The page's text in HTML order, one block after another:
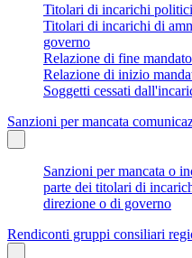
Titolari di incarichi
Titolari di incarichi di
governo
Relazione di fine mandato
Relazione di inizio
Soggetti cessati
Sanzioni per mancata
Sanzioni per mancata o
parte dei titolari di
direzione o di governo
Rendiconti gruppi consiliari